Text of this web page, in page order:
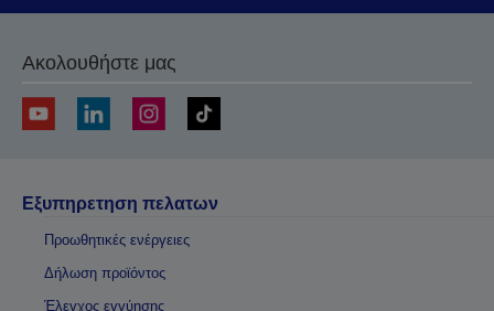
Ακολουθήστε μας
Εξυπηρετηση πελατων
Προωθητικές ενέργειες
Δήλωση προϊόντος
Έλεγχος εγγύησης